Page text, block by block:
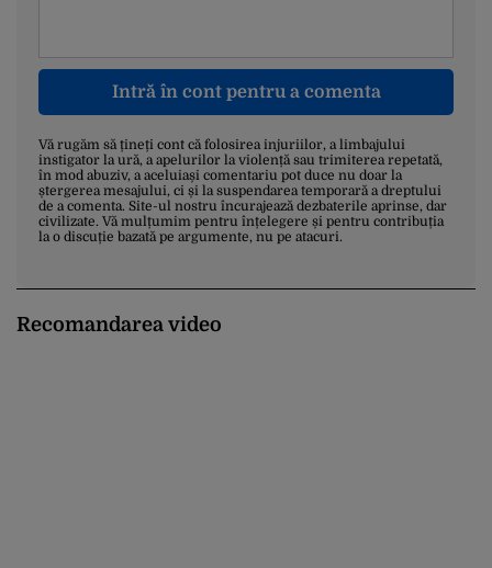
Intră în cont pentru a comenta
Vă rugăm să țineți cont că folosirea injuriilor, a limbajului
instigator la ură, a apelurilor la violență sau trimiterea repetată,
în mod abuziv, a aceluiași comentariu pot duce nu doar la
ștergerea mesajului, ci și la suspendarea temporară a dreptului
de a comenta. Site-ul nostru încurajează dezbaterile aprinse, dar
civilizate. Vă mulțumim pentru înțelegere și pentru contribuția
la o discuție bazată pe argumente, nu pe atacuri.
Recomandarea video